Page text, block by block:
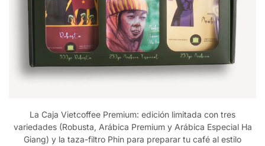
La Caja Vietcoffee Premium: edición limitada con tres
variedades (Robusta, Arábica Premium y Arábica Especial Ha
Giang) y la taza-filtro Phin para preparar tu café al estilo